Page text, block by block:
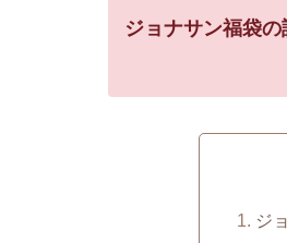
ジョナサン福袋の
ジ